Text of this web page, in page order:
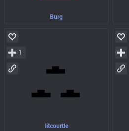
Burg
litcourtle
1